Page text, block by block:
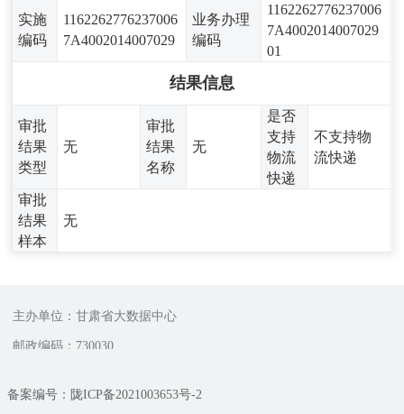
实施
编码
1162262776237006
7A4002014007029
业务办理
编码
1162262776237006
7A4002014007029
01
结果信息
审批
结果
类型
无
审批
结果
名称
无
是否
支持
物流
快递
不支持物
流快递
审批
结果
样本
无
主办单位：甘肃省大数据中心
邮政编码：730030
备案编号：陇ICP备2021003653号-2